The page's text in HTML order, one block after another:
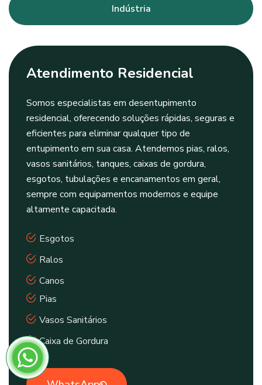
Indústria
Atendimento Residencial
Somos especialistas em desentupimento
residencial, oferecendo soluções rápidas, seguras e
eficientes para eliminar qualquer tipo de
entupimento em sua casa. Atendemos pias, ralos,
vasos sanitários, tanques, caixas de gordura,
esgotos, tubulações e encanamentos em geral,
sempre com equipamentos modernos e equipe
altamente capacitada.
Esgotos
Ralos
Canos
Pias
Vasos Sanitários
Caixa de Gordura